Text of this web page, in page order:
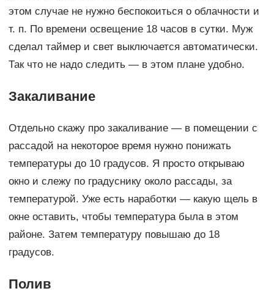
этом случае не нужно беспокоиться о облачности и
т. п. По времени освещение 18 часов в сутки. Муж
сделал таймер и свет выключается автоматически.
Так что не надо следить — в этом плане удобно.
Закаливание
Отдельно скажу про закаливание — в помещении с
рассадой на некоторое время нужно понижать
температуры до 10 градусов. Я просто открываю
окно и слежу по градуснику около рассады, за
температурой. Уже есть наработки — какую щель в
окне оставить, чтобы температура была в этом
районе. Затем температуру повышаю до 18
градусов.
Полив